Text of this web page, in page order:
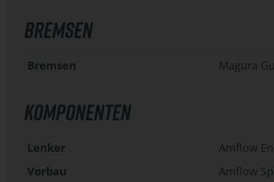
BREMSEN
Bremsen Magura
KOMPONENTEN
Lenker
Amflow
Vorbau
Amflow